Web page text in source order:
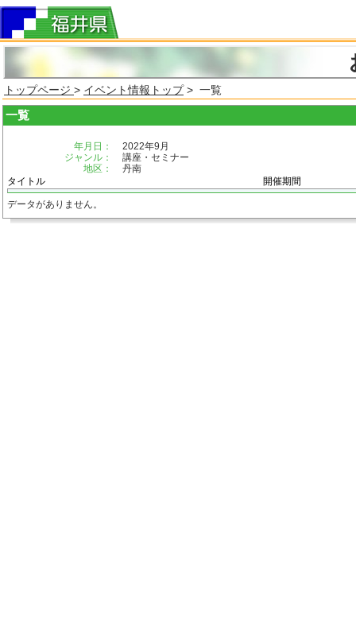
トップページ > イベント情報トップ> 一覧
一覧
年月日：
2022年9月
ジャンル：
講座・セミナー
地区：
丹南
タイトル
開催期間
データがありません。